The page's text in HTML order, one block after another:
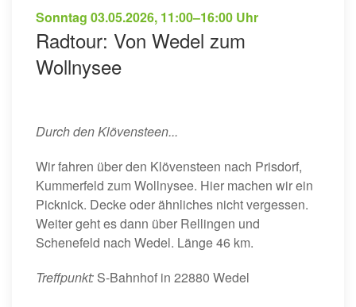
Sonntag 03.05.2026, 11:00–16:00 Uhr
Radtour: Von Wedel zum
Wollnysee
Durch den Klövensteen...
Wir fahren über den Klövensteen nach Prisdorf,
Kummerfeld zum Wollnysee. Hier machen wir ein
Picknick. Decke oder ähnliches nicht vergessen.
Weiter geht es dann über Rellingen und
Schenefeld nach Wedel. Länge 46 km.
Treffpunkt: S-Bahnhof in 22880 Wedel